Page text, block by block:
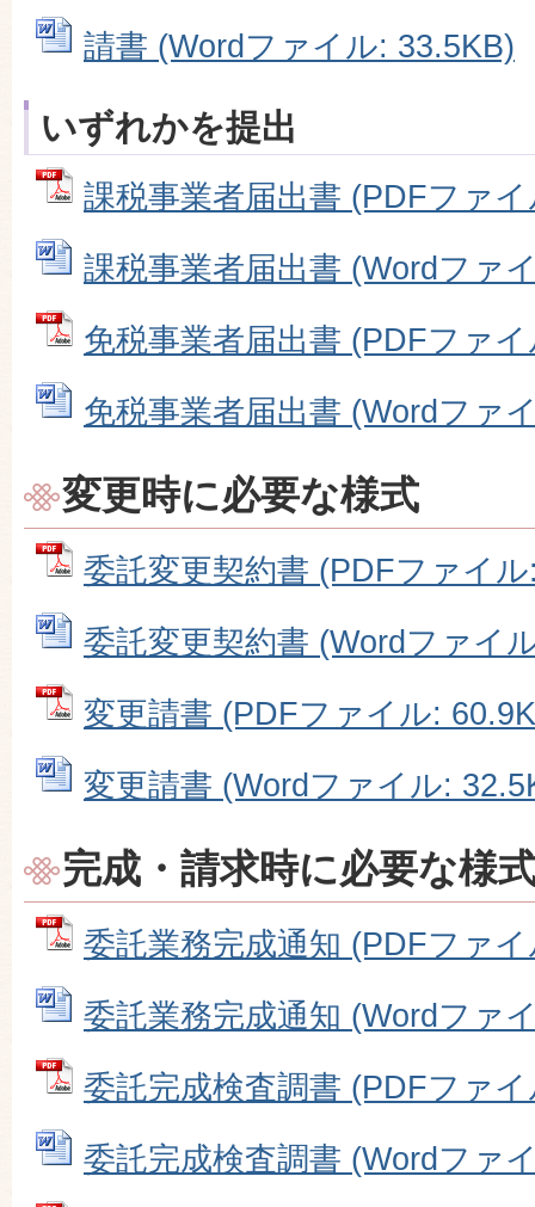
請書 (Wordファイル: 33.5KB)
いずれかを提出
課税事業者届出書 (PDFファ
課税事業者届出書 (Wordファ
免税事業者届出書 (PDFファ
免税事業者届出書 (Wordファ
変更時に必要な様式
委託変更契約書 (PDFファイ
委託変更契約書 (Wordファイ
変更請書 (PDFファイル:
変更請書 (Wordファイル:
完成・請求時に必要な様
委託業務完成通知 (PDFファ
委託業務完成通知 (Wordファ
委託完成検査調書 (PDFファ
委託完成検査調書 (Wordファ